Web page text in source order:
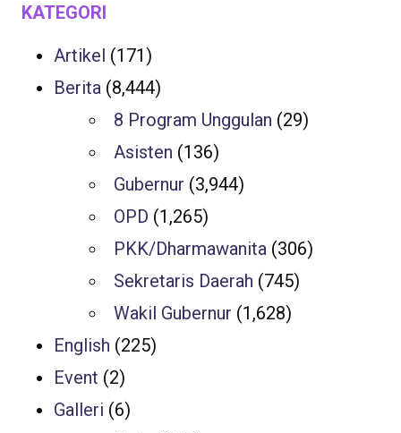
KATEGORI
Artikel (171)
Berita (8,444)
8 Program Unggulan (29)
Asisten (136)
Gubernur (3,944)
OPD (1,265)
PKK/Dharmawanita (306)
Sekretaris Daerah (745)
Wakil Gubernur (1,628)
English (225)
Event (2)
Galleri (6)